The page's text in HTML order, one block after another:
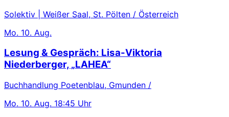
Solektiv | Weißer Saal, St. Pölten / Österreich
Mo. 10. Aug.
Lesung & Gespräch: Lisa-Viktoria
Niederberger, „LAHEA“
Buchhandlung Poetenblau, Gmunden /
Mo. 10. Aug. 18:45 Uhr